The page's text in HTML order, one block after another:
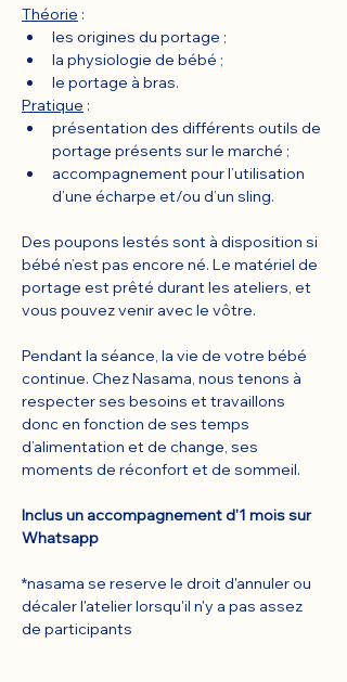
Théorie :
les origines du portage ;
la physiologie de bébé ;
le portage à bras.
Pratique :
présentation des différents outils de
portage présents sur le marché ;
accompagnement pour l’utilisation
d’une écharpe et/ou d’un sling.
Des poupons lestés sont à disposition si
bébé n’est pas encore né. Le matériel de
portage est prêté durant les ateliers, et
vous pouvez venir avec le vôtre.
Pendant la séance, la vie de votre bébé
continue. Chez Nasama, nous tenons à
respecter ses besoins et travaillons
donc en fonction de ses temps
d’alimentation et de change, ses
moments de réconfort et de sommeil.
Inclus un accompagnement d'1 mois sur
Whatsapp
*nasama se reserve le droit d'annuler ou
décaler l'atelier lorsqu'il n'y a pas assez
de participants